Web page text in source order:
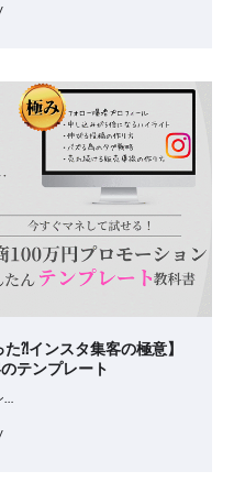
⁈インスタ集客の極意】
テンプレート